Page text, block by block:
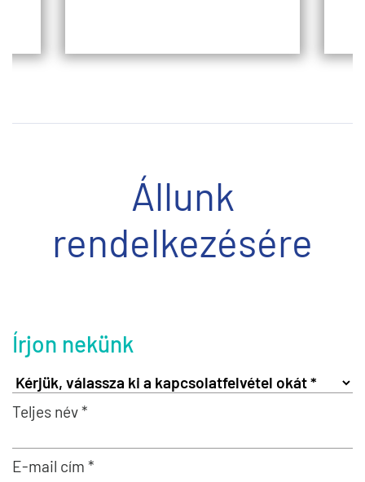
Állunk
rendelkezésére
Írjon nekünk
Teljes név *
E-mail cím *